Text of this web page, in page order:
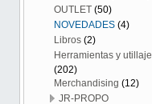
OUTLET (50)
NOVEDADES (4)
Libros (2)
Herramientas y utillaje
(202)
Merchandising (12)
JR-PROPO